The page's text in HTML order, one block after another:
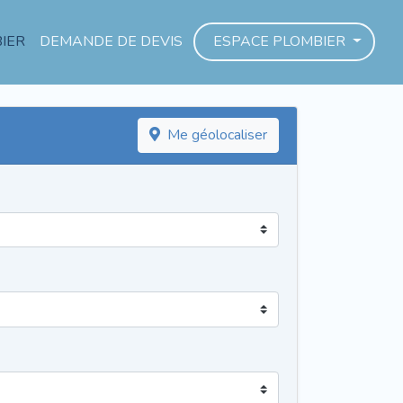
DEMANDE DE DEVIS ESPACE PLOMBIER
Me géolocaliser